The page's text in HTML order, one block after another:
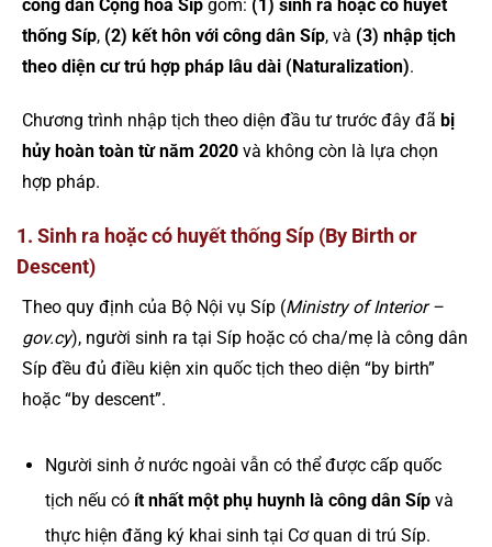
công dân Cộng hòa Síp gồm: (1) sinh ra hoặc có huyết
thống Síp, (2) kết hôn với công dân Síp, và (3) nhập tịch
theo diện cư trú hợp pháp lâu dài (Naturalization).
Chương trình nhập tịch theo diện đầu tư trước đây đã bị
hủy hoàn toàn từ năm 2020 và không còn là lựa chọn
hợp pháp.
1. Sinh ra hoặc có huyết thống Síp (By Birth or
Descent)
Theo quy định của Bộ Nội vụ Síp (Ministry of Interior –
gov.cy), người sinh ra tại Síp hoặc có cha/mẹ là công dân
Síp đều đủ điều kiện xin quốc tịch theo diện “by birth”
hoặc “by descent”.
Người sinh ở nước ngoài vẫn có thể được cấp quốc
tịch nếu có ít nhất một phụ huynh là công dân Sípvà
thực hiện đăng ký khai sinh tại Cơ quan di trú Síp.